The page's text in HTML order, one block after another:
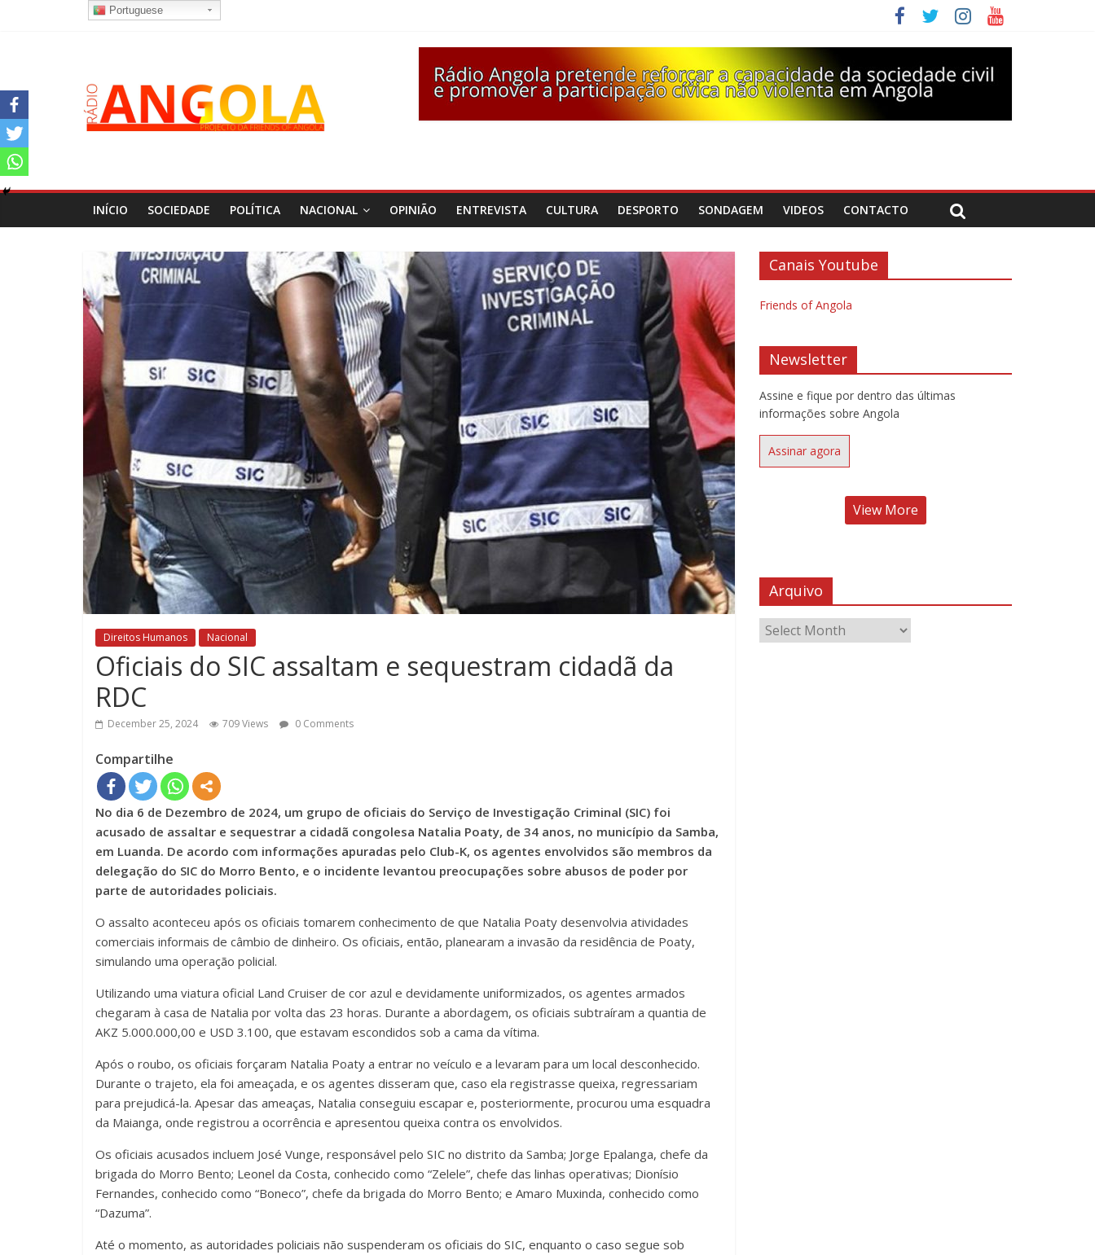
INÍCIO SOCIEDADE POLÍTICA NACIONAL OPINIÃO ENTREVISTA CULTURA DESPORTO SONDAGEM VIDEOS CONTACTO
Direitos Humanos Nacional
Oficiais do SIC assaltam e sequestram cidadã da
RDC
December 25, 2024 709 Views 0 Comments
Compartilhe
No dia 6 de Dezembro de 2024, um grupo de oficiais do Serviço de Investigação Criminal (SIC) foi
acusado de assaltar e sequestrar a cidadã congolesa Natalia Poaty, de 34 anos, no município da Samba,
em Luanda. De acordo com informações apuradas pelo Club-K, os agentes envolvidos são membros da
delegação do SIC do Morro Bento, e o incidente levantou preocupações sobre abusos de poder por
parte de autoridades policiais.
O assalto aconteceu após os oficiais tomarem conhecimento de que Natalia Poaty desenvolvia atividades
comerciais informais de câmbio de dinheiro. Os oficiais, então, planearam a invasão da residência de Poaty,
simulando uma operação policial.
Utilizando uma viatura oficial Land Cruiser de cor azul e devidamente uniformizados, os agentes armados
chegaram à casa de Natalia por volta das 23 horas. Durante a abordagem, os oficiais subtraíram a quantia de
AKZ 5.000.000,00 e USD 3.100, que estavam escondidos sob a cama da vítima.
Após o roubo, os oficiais forçaram Natalia Poaty a entrar no veículo e a levaram para um local desconhecido.
Durante o trajeto, ela foi ameaçada, e os agentes disseram que, caso ela registrasse queixa, regressariam
para prejudicá-la. Apesar das ameaças, Natalia conseguiu escapar e, posteriormente, procurou uma esquadra
da Maianga, onde registrou a ocorrência e apresentou queixa contra os envolvidos.
Os oficiais acusados incluem José Vunge, responsável pelo SIC no distrito da Samba; Jorge Epalanga, chefe da
brigada do Morro Bento; Leonel da Costa, conhecido como “Zelele”, chefe das linhas operativas; Dionísio
Fernandes, conhecido como “Boneco”, chefe da brigada do Morro Bento; e Amaro Muxinda, conhecido como
“Dazuma”.
Até o momento, as autoridades policiais não suspenderam os oficiais do SIC, enquanto o caso segue sob
Canais Youtube
Friends of Angola
Newsletter
Assine e fique por dentro das últimas
informações sobre Angola
Assinar agora
View More
Arquivo
Portuguese